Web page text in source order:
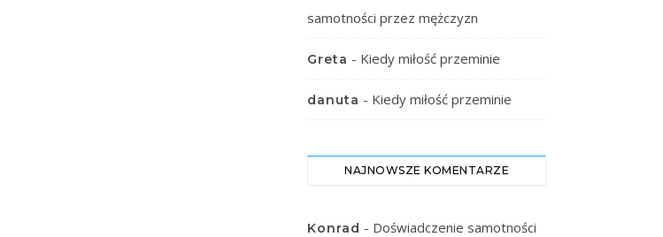
samotności przez mężczyzn
Greta - Kiedy miłość przeminie
danuta - Kiedy miłość przeminie
NAJNOWSZE KOMENTARZE
Konrad - Doświadczenie samotności